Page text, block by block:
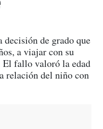
de grado que
a viajar con su
El fallo valoró la edad
relación del niño con